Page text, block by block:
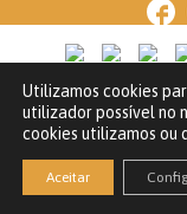
CM SANTA MARTA DE
Política de privacidade
Declaração de
Utilizamos cookies
utilizador possível no
cookies utilizamos ou
Aceitar